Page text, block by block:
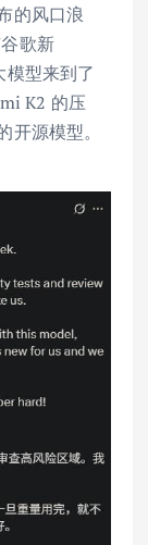
的风口浪
歌新
型来到了
K2 的压
源模型。